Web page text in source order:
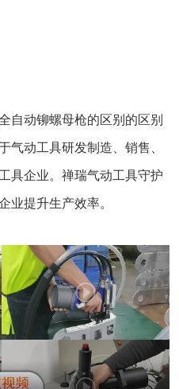
自动铆螺母枪的区别的区别
气动工具研发制造、销售、
具企业。禅瑞气动工具守护
业提升生产效率。